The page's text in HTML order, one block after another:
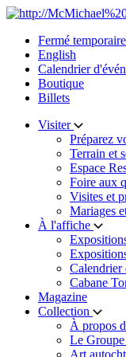
Skip
contentFermé
English
Calendrier
Boutique
Billets
Visiter
Préparez
Terrain et
Espace
Foire aux
Visites et
Mariages
À l'affiche
Calendrier
Cabane
Magazine
Collection
À propos
Le Groupe
Art